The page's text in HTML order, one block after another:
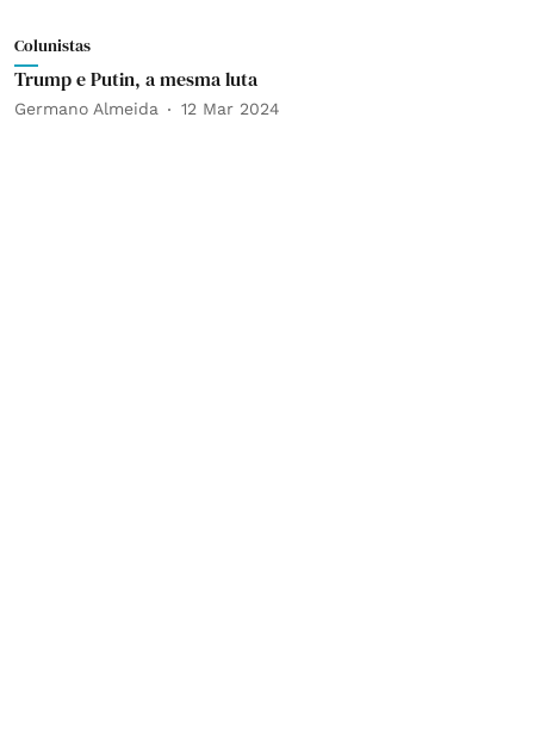
Colunistas
Trump e Putin, a mesma luta
Germano Almeida 12 Mar 2024